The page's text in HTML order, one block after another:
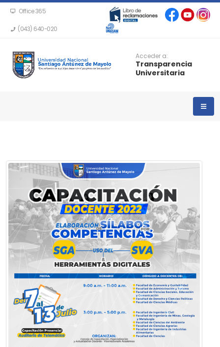
Office 365
(043) 640-020
Acceder a:
Transparencia
Universitaria